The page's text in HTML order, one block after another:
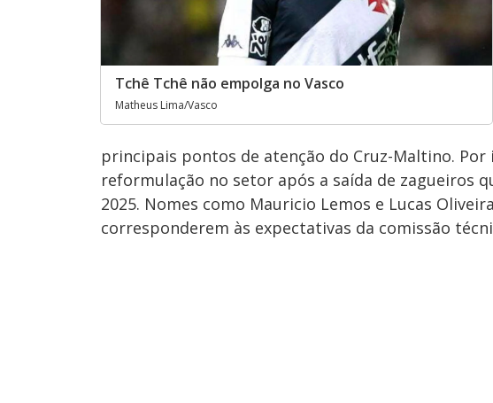
Tchê Tchê não empolga no Vasco
Matheus Lima/Vasco
principais pontos de atenção do Cruz-Maltino.
reformulação no setor após a saída de zagueiros
2025. Nomes como Mauricio Lemos e Lucas
corresponderem às expectativas da comissão